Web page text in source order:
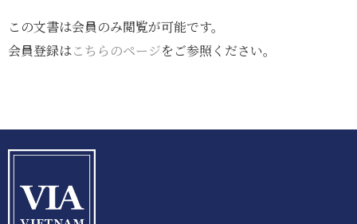
この文書は会員のみ閲覧が可能です。
会員登録はこちらのページをご参照ください。